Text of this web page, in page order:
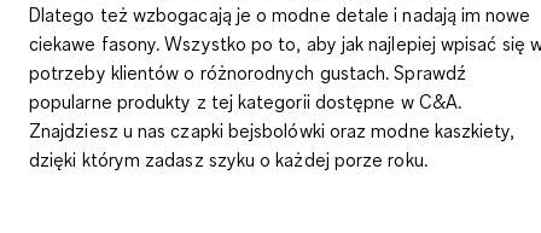
Dlatego też wzbogacają je o modne detale i nadają im nowe
ciekawe fasony. Wszystko po to, aby jak najlepiej wpisać się
potrzeby klientów o różnorodnych gustach. Sprawdź
popularne produkty z tej kategorii dostępne w C&A.
Znajdziesz u nas czapki bejsbolówki oraz modne kaszkiety,
dzięki którym zadasz szyku o każdej porze roku.